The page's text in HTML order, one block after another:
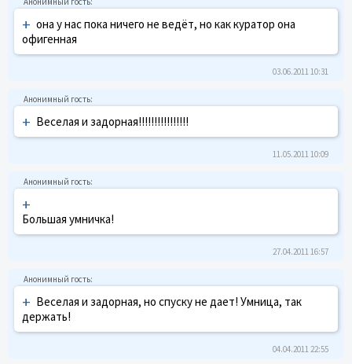
+ она у нас пока ничего не ведёт, но как куратор она
офигенная
03.06.2011 10:31
+ Веселая и задорная!!!!!!!!!!!!!!!!
11.05.2011 10:09
+
Большая умничка!
27.04.2011 16:57
+ Веселая и задорная, но спуску не дает! Умница, так
держать!
04.04.2011 22:55